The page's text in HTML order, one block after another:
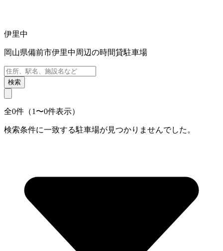
伊里中
岡山県備前市伊里中周辺の時間貸駐車場
検索
全0件（1〜0件表示）
検索条件に一致する駐車場が見つかりませんでした。